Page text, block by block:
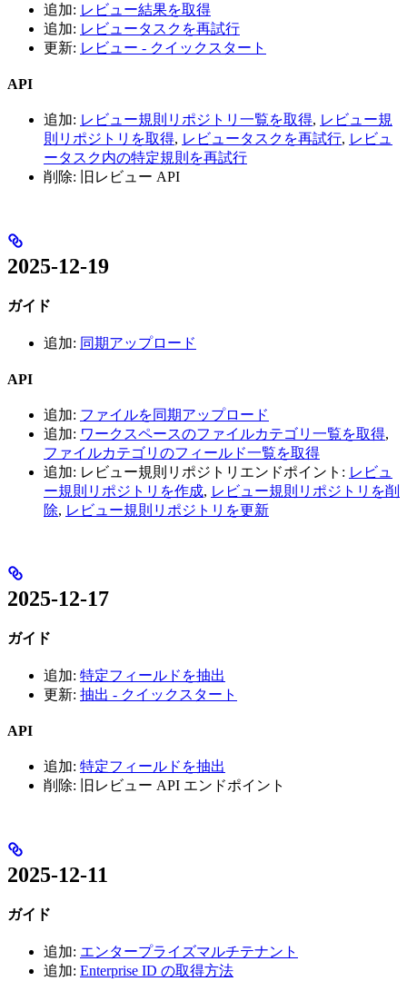
追加: レビュー結果を取得
追加: レビュータスクを再試行
更新: レビュー - クイックスタート
API
追加: レビュー規則リポジトリ一覧を取得, レビュー規
則リポジトリを取得, レビュータスクを再試行, レビュ
ータスク内の特定規則を再試行
削除: 旧レビュー API
2025-12-19
ガイド
追加: 同期アップロード
API
追加: ファイルを同期アップロード
追加: ワークスペースのファイルカテゴリ一覧を取得,
ファイルカテゴリのフィールド一覧を取得
追加: レビュー規則リポジトリエンドポイント: レビュ
ー規則リポジトリを作成, レビュー規則リポジトリを削
除, レビュー規則リポジトリを更新
2025-12-17
ガイド
追加: 特定フィールドを抽出
更新: 抽出 - クイックスタート
API
追加: 特定フィールドを抽出
削除: 旧レビュー API エンドポイント
2025-12-11
ガイド
追加: エンタープライズマルチテナント
追加: Enterprise ID の取得方法